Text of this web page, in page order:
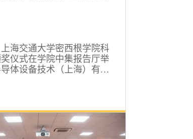
海交通大学密西根学院科
仪式在学院中集报告厅举
体设备技术（上海）有限
工程经理、人事经理一行9
、研究生教育副院长孔令
作办公室主任许青等出席
陈谦斌主持。